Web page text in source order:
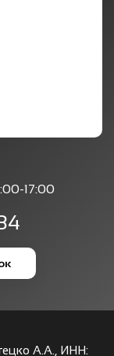
17:00
А.А., ИНН: